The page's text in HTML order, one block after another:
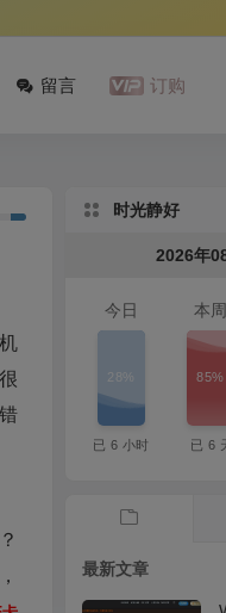
留言 订购
时光静好
2026年
今日
28%
已 6 小时
本周
85%
已 6
最新文章